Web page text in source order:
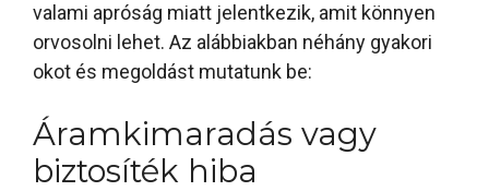
valami apróság miatt jelentkezik, amit könnyen
orvosolni lehet. Az alábbiakban néhány gyakori
okot és megoldást mutatunk be:
Áramkimaradás vagy
biztosíték hiba